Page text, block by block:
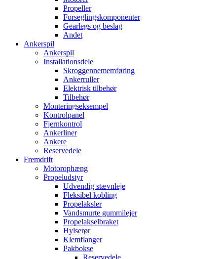
Propeller
Forseglingskomponenter
Gearlegs og beslag
Andet
Ankerspil
Ankerspil
Installationsdele
Skroggennememføring
Ankerruller
Elektrisk tilbehør
Tilbehør
Monteringseksempel
Kontrolpanel
Fjernkontrol
Ankerliner
Ankere
Reservedele
Fremdrift
Motorophæng
Propeludstyr
Udvendig stævnleje
Fleksibel kobling
Propelaksler
Vandsmurte gummilejer
Propelakselbraket
Hylserør
Klemflanger
Pakbokse
Reservedele